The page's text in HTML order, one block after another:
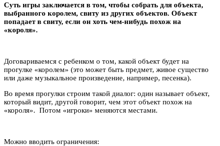
Суть игры заключается в том, чтобы собрать для объекта,
выбранного королем, свиту из других объектов. Объект
попадает в свиту, если он хоть чем-нибудь похож на
«короля».
Договариваемся с ребенком о том, какой объект будет на
прогулке «королем» (это может быть предмет, живое существо
или даже музыкальное произведение, например, песенка).
Во время прогулки строим такой диалог: один называет объект,
который видит, другой говорит, чем этот объект похож на
«короля». Потом «игроки» меняются местами.
Можно вводить ограничения: